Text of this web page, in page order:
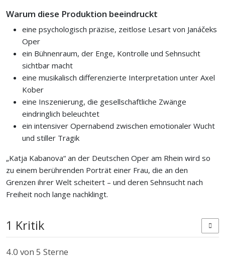
Warum diese Produktion beeindruckt
eine psychologisch präzise, zeitlose Lesart von Janáčeks
Oper
ein Bühnenraum, der Enge, Kontrolle und Sehnsucht
sichtbar macht
eine musikalisch differenzierte Interpretation unter Axel
Kober
eine Inszenierung, die gesellschaftliche Zwänge
eindringlich beleuchtet
ein intensiver Opernabend zwischen emotionaler Wucht
und stiller Tragik
„Katja Kabanova“ an der Deutschen Oper am Rhein wird so
zu einem berührenden Porträt einer Frau, die an den
Grenzen ihrer Welt scheitert – und deren Sehnsucht nach
Freiheit noch lange nachklingt.
1 Kritik
4.0 von 5 Sterne